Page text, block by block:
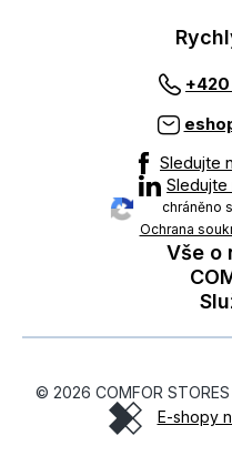
Sledujte
Sledujte
chráněno
Ochrana
Vše o
Ochrana
O
On-
© 2026 COMFOR
E-shopy